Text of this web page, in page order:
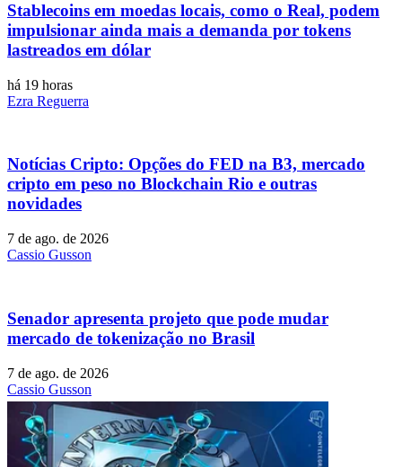
Stablecoins ​​em moedas locais, como o Real, podem
impulsionar ainda mais a demanda por tokens
lastreados em dólar
há 19 horas
Ezra Reguerra
Notícias Cripto: Opções do FED na B3, mercado
cripto em peso no Blockchain Rio e outras
novidades
7 de ago. de 2026
Cassio Gusson
Senador apresenta projeto que pode mudar
mercado de tokenização no Brasil
7 de ago. de 2026
Cassio Gusson